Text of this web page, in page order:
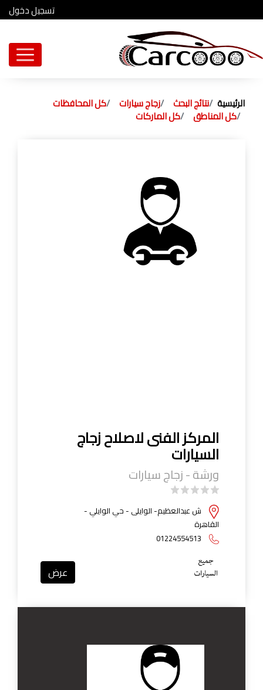
تسجيل دخول
الرئيسية نتائج البحث زجاج سيارات كل المحافظات
كل المناطق كل الماركات
المركز الفنى لاصلاح زجاج
السيارات
ورشة - زجاج سيارات
ش عبدالعظيم- الوايلى - حي الوايلي -
القاهرة
01224554513
عرض